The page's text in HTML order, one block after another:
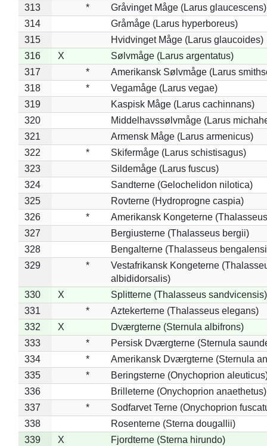
313
*
Gråvinget Måge (Larus glaucescens)
314
Gråmåge (Larus hyperboreus)
315
Hvidvinget Måge (Larus glaucoides)
316
X
Sølvmåge (Larus argentatus)
317
*
Amerikansk Sølvmåge (Larus
318
*
Vegamåge (Larus vegae)
319
Kaspisk Måge (Larus cachinnans)
320
Middelhavssølvmåge (Larus
321
Armensk Måge (Larus armenicus)
322
*
Skifermåge (Larus schistisagus)
323
Sildemåge (Larus fuscus)
324
Sandterne (Gelochelidon nilotica)
325
Rovterne (Hydroprogne caspia)
326
*
Amerikansk Kongeterne
327
Bergiusterne (Thalasseus bergii)
328
Bengalterne (Thalasseus
329
*
Vestafrikansk Kongeterne
albididorsalis)
330
X
Splitterne (Thalasseus sandvicensis)
331
*
Aztekerterne (Thalasseus elegans)
332
X
Dværgterne (Sternula albifrons)
333
*
Persisk Dværgterne (Sternula
334
*
Amerikansk Dværgterne (Sternula
335
*
Beringsterne (Onychoprion
336
Brilleterne (Onychoprion anaethetus)
337
*
Sodfarvet Terne (Onychoprion
338
Rosenterne (Sterna dougallii)
339
X
Fjordterne (Sterna hirundo)